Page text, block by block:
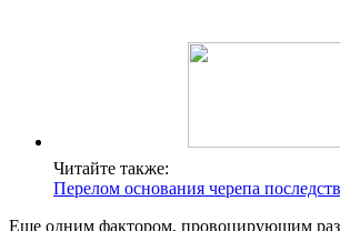
Читайте также:
Перелом основания черепа
Еще одним фактором, провоцирующим